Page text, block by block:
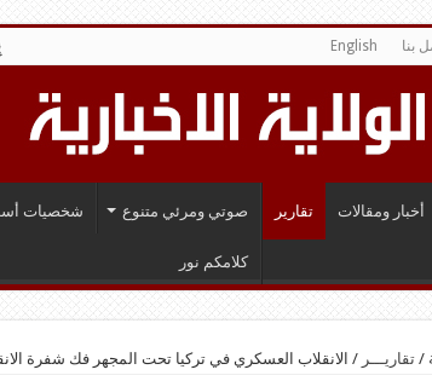
بنا English
أخبار ومقالات تقارير صوتي ومرئي متنوع شخصيات
كلامكم نور
/ تقاريـــر / الانقلاب العسكري في تركيا تحت المجهر فك شفرة